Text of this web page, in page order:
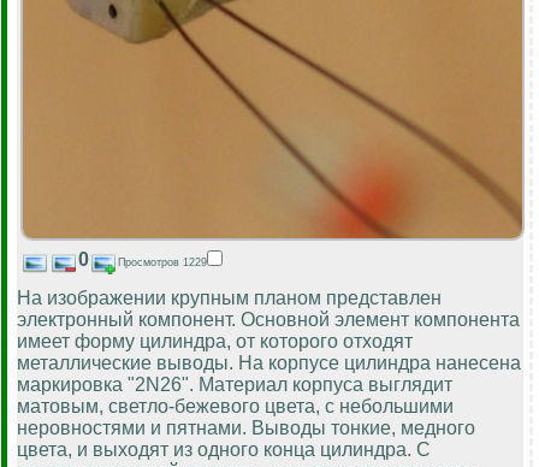
0 Просмотров 1229
На изображении крупным планом представлен
электронный компонент. Основной элемент компонента
имеет форму цилиндра, от которого отходят
металлические выводы. На корпусе цилиндра нанесена
маркировка "2N26". Материал корпуса выглядит
матовым, светло-бежевого цвета, с небольшими
неровностями и пятнами. Выводы тонкие, медного
цвета, и выходят из одного конца цилиндра. С